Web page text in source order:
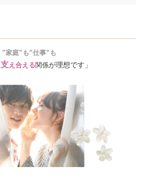
”家庭”も”仕事”も
支え合える関係が理想です」